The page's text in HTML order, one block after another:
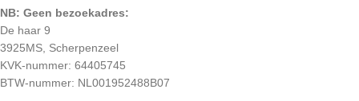
NB: Geen bezoekadres:
De haar 9
3925MS, Scherpenzeel
KVK-nummer: 64405745
BTW-nummer: NL001952488B07